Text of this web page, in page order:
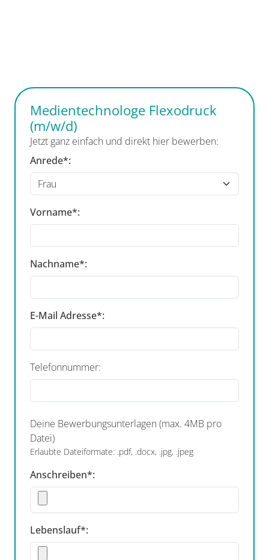
Medientechnologe Flexodruck
(m/w/d)
Jetzt ganz einfach und direkt hier bewerben:
Anrede*:
Vorname*:
Nachname*:
E-Mail Adresse*:
Telefonnummer:
Deine Bewerbungsunterlagen (max. 4MB pro
Datei)
Erlaubte Dateiformate: .pdf, .docx, .jpg, .jpeg
Anschreiben*:
Lebenslauf*: